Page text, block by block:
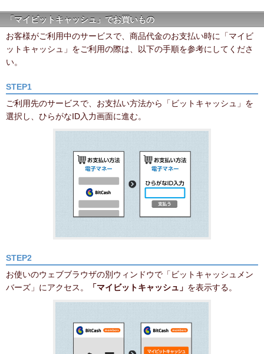
「マイビットキャッシュ」でお買いもの
お客様がご利用中のサービスで、商品代金のお支払い時に「マイビ
ットキャッシュ」をご利用の際は、以下の手順を参考にしてくださ
い。
STEP1
ご利用先のサービスで、お支払い方法から「ビットキャッシュ」を
選択し、ひらがなID入力画面に進む。
STEP2
お使いのウェブブラウザの別ウィンドウで「ビットキャッシュメン
バーズ」にアクセス。
「マイビットキャッシュ」 を表示する。